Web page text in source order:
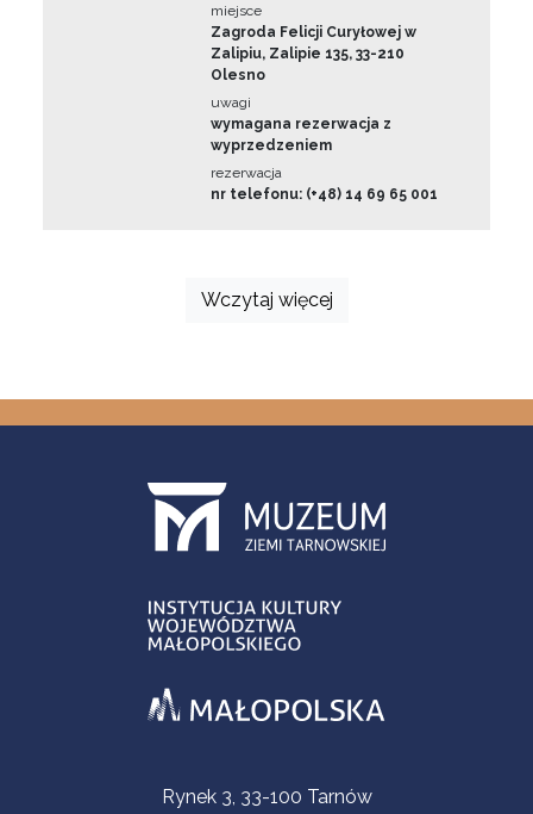
miejsce
Zagroda Felicji Curyłowej w
Zalipiu, Zalipie 135, 33-210
Olesno
uwagi
wymagana rezerwacja z
wyprzedzeniem
rezerwacja
nr telefonu: (+48) 14 69 65 001
Wczytaj więcej
Informacje kontaktoweRynek 3, 33-100 Tarnów